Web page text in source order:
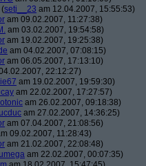
(seti__23 am 12.04.2007, 15:55:53)
am 09.02.2007, 11:27:38)
am 03.02.2007, 19:54:58)
am 19.02.2007, 19:25:38)
am 04.02.2007, 07:08:15)
am 06.05.2007, 17:13:10)
22:12:27)
am 19.02.2007, 19:59:30)
am 22.02.2007, 17:27:57)
am 26.02.2007, 09:18:38)
am 27.02.2007, 14:36:25)
am 07.04.2007, 21:08:56)
09.02.2007, 11:28:43)
am 21.02.2007, 22:08:48)
am 22.02.2007, 00:07:35)